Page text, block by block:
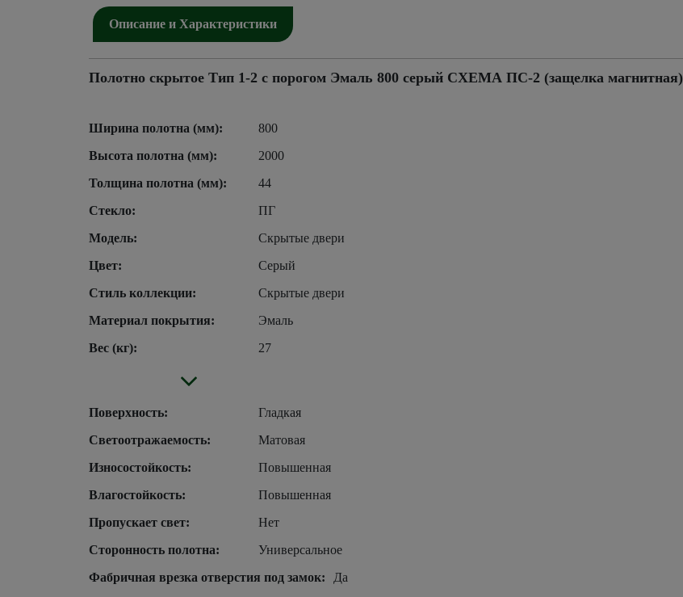
Описание и Характеристики
Полотно скрытое Тип 1-2 с порогом Эмаль 800 серый СХЕМА ПС-2 (защелка магнитная)
Ширина полотна (мм):
800
Высота полотна (мм):
2000
Толщина полотна (мм):
44
Стекло:
ПГ
Модель:
Скрытые двери
Цвет:
Серый
Стиль коллекции:
Скрытые двери
Материал покрытия:
Эмаль
Вес (кг):
27
Поверхность:
Гладкая
Светоотражаемость:
Матовая
Износостойкость:
Повышенная
Влагостойкость:
Повышенная
Пропускает свет:
Нет
Сторонность полотна:
Универсальное
Фабричная врезка отверстия под замок:
Да